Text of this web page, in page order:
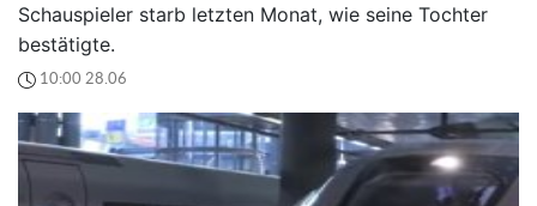
Schauspieler starb letzten Monat, wie seine Tochter
bestätigte.
10:00 28.06